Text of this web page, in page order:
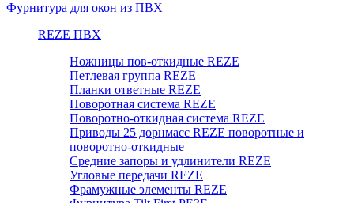
Фурнитура для окон из ПВХ
REZE ПВХ
Ножницы пов-откидные REZE
Петлевая группа REZE
Планки ответные REZE
Поворотная система REZE
Поворотно-откидная система REZE
Приводы 25 дорнмасс REZE поворотные и
поворотно-откидные
Средние запоры и удлинители REZE
Угловые передачи REZE
Фрамужные элементы REZE